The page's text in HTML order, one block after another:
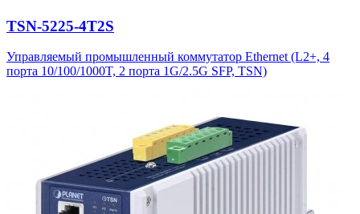
TSN-5225-4T2S
Управляемый промышленный коммутатор Ethernet (L2+, 4
порта 10/100/1000T, 2 порта 1G/2.5G SFP, TSN)